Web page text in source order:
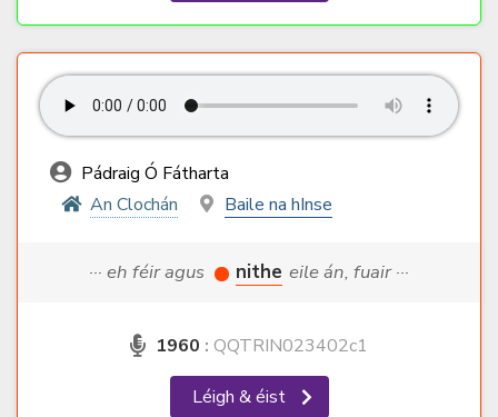
Pádraig Ó Fátharta
An Clochán
Baile na hInse
··· eh féir agus nithe eile án, fuair ···
1960 : QQTRIN023402c1
Léigh & éist